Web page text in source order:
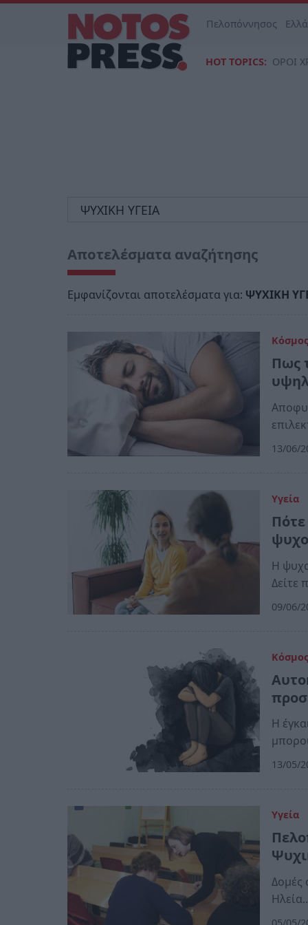
Πελοπόννησος
HOT TOPICS: ΟΡΟΙ
Αποτελέσματα αναζήτησης
Εμφανίζονται αποτελέσματα για: ΨΥΧΙΚΗ
Κόσμος
Πως
13/06/
Υγεία
Η
Δείτε
09/06/
Κόσμος
Η
13/05/
Υγεία
Δομές